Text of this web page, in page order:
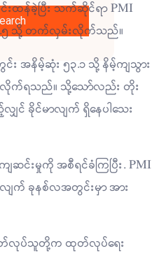
းထန်ခဲ့ပြီး သက်ဆိုင်ရာ PMI
.၅ သို့ တက်လှမ်းလိုက်သည်။
အနိမ့်ဆုံး ၅၃.၁ သို့ နိမ့်ကျသွား
လိုက်ရသည်။ သို့သော်လည်း တိုး
ျှင် ခိုင်မာလျက် ရှိနေပါသေး
ဆင်းမှုကို အစီရင်ခံကြပြီး. PMI
ျက် ခုနစ်လအတွင်းမှာ အား
ထုတ်လုပ်သူတို့က ထုတ်လုပ်ရေး